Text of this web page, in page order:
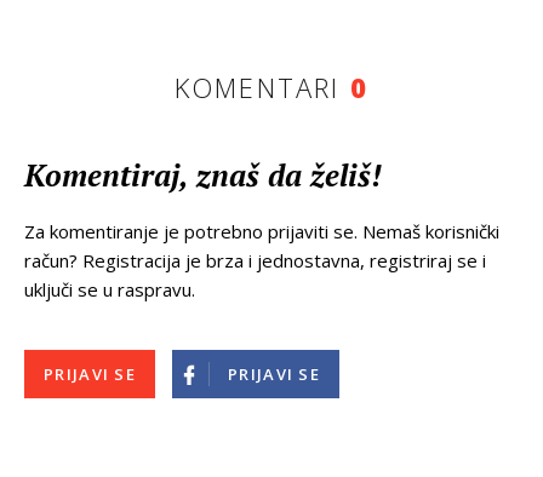
KOMENTARI 0
Komentiraj, znaš da želiš!
Za komentiranje je potrebno prijaviti se. Nemaš korisnički
račun? Registracija je brza i jednostavna, registriraj se i
uključi se u raspravu.
PRIJAVI SE PRIJAVI SE